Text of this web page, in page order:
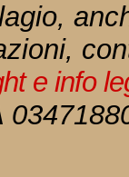
e info